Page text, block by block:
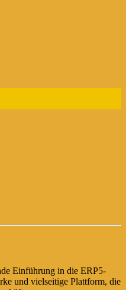
Einführung in die ERP5-
und vielseitige Plattform, die